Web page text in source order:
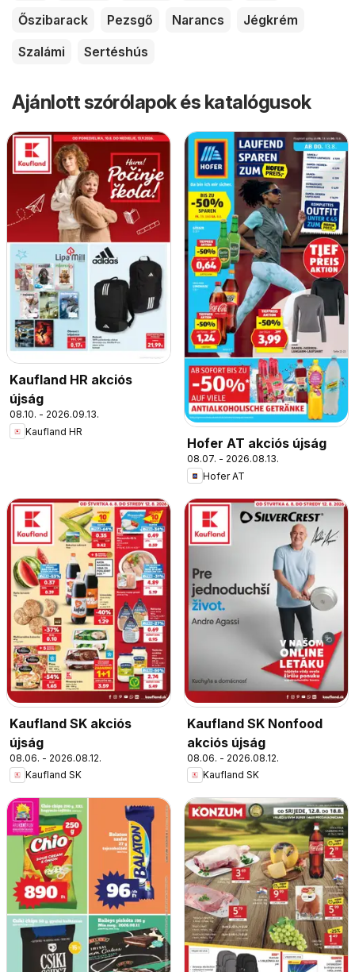
Őszibarack
Pezsgő Narancs
Jégkrém
Szalámi
Sertéshús
Ajánlott szórólapok és katalógusok
Kaufland HR akciós
újság
08.10. - 2026.09.13.
Kaufland HR
Hofer AT akciós újság
08.07. - 2026.08.13.
Hofer AT
Kaufland SK akciós
újság
08.06. - 2026.08.12.
Kaufland SK
Kaufland SK Nonfood
akciós újság
08.06. - 2026.08.12.
Kaufland SK